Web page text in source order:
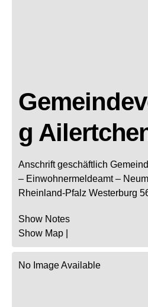
g
Anschrift geschäftlich
– Einwohnermeldeamt –
Rheinland-Pfalz Westerburg
Show Notes
Show Map
No Image Available